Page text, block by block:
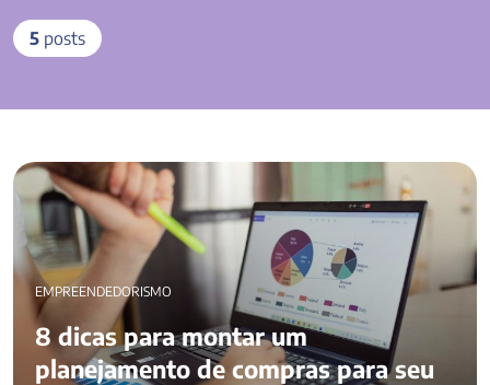
5 posts
8 dicas para montar um planejamento de compras​ para seu
negócio
EMPREENDEDORISMO
8 dicas para montar um
planejamento de compras​ para seu